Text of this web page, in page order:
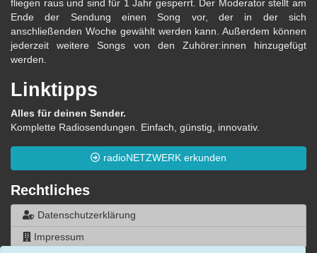
fliegen raus und sind für 1 Jahr gesperrt. Der Moderator stellt am
Ende der Sendung einen Song vor, der in der sich
anschließenden Woche gewählt werden kann. Außerdem können
jederzeit weitere Songs von den Zuhörer:innen hinzugefügt
werden.
Linktipps
Alles für deinen Sender.
Komplette Radiosendungen. Einfach, günstig, innovativ.
radioNETZWERK erkunden
Rechtliches
Datenschutzerklärung
Impressum